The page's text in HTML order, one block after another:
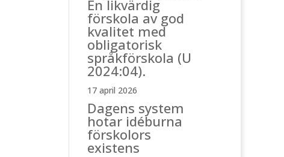
En likvärdig
förskola av god
kvalitet med
obligatorisk
språkförskola (U
2024:04).
17 april 2026
Dagens system
hotar idéburna
förskolors
existens